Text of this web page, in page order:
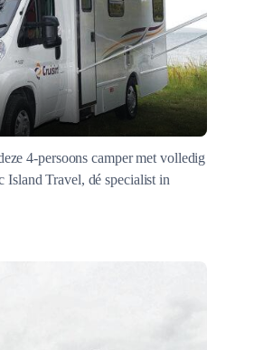
4-persoons camper met volledig
Island Travel, dé specialist in